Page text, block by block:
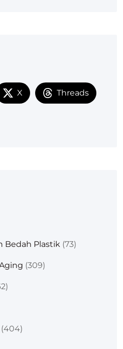
X Threads
Bedah Plastik (73)
(309)
(404)